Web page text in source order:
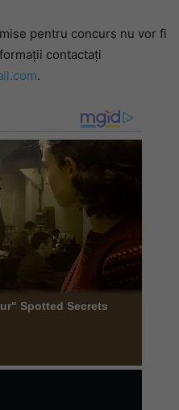
pentru concurs nu vor fi
contactați
.